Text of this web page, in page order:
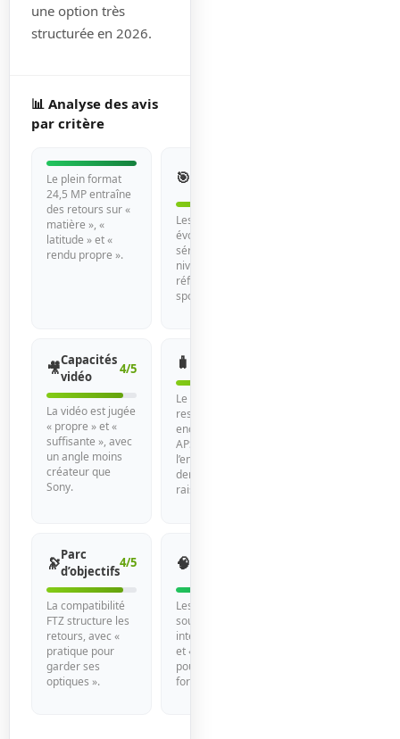
une option très
structurée en 2026.
📊 Analyse des avis
par critère
Le plein format
24,5 MP entraîne
des retours sur «
matière », «
latitude » et «
rendu propre ».
🎯
Les retours
évoquent un suivi «
sérieux » sans le
niveau des
références les plus
sportives.
🎥Capacités
vidéo
4/5
La vidéo est jugée
« propre » et «
suffisante », avec
un angle moins
créateur que
Sony.
🧳
Le format 24×36
reste plus
encombrant qu’un
APS-C, mais
l’ensemble
demeure
raisonnable.
🔭Parc
d’objectifs
4/5
La compatibilité
FTZ structure les
retours, avec «
pratique pour
garder ses
optiques ».
🧠
Les retours
soulignent une
interface « claire »
et « rassurante »
pour un plein
format.